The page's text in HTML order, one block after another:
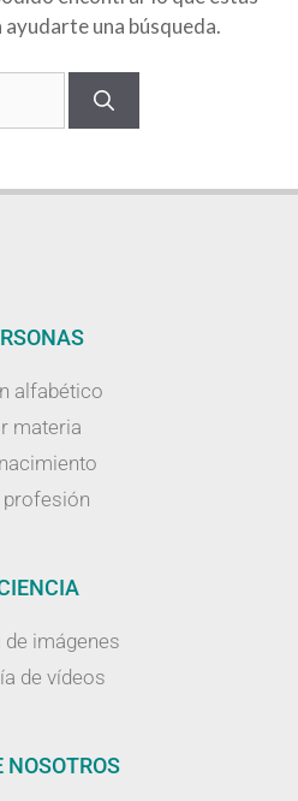
una búsqueda.
alfabético
materia
profesión
de imágenes
de vídeos
NOSOTROS